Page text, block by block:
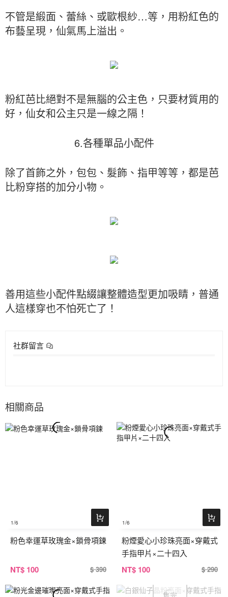
不管是緞面、蕾絲、或歐根紗…等，用粉紅色的
布藝呈現，仙氣馬上溢出。
粉紅芭比絕對不是無腦的公主色，只要材質用的
好，仙女和公主只是一線之隔！
6.各種單品小配件
除了首飾之外，包包、髮飾、指甲等等，都是芭
比粉穿搭的加分小物。
善用這些小配件點綴讓整體造型更加吸睛，普通
人這樣穿也不怕死亡了！
社群留言
相關商品
1/6
粉色幸運草玫瑰金×鎖骨項鍊
NT$ 100 $ 390
1/6
粉煙愛心小珍珠亮面×穿戴式
手指甲片×二十四入
NT$ 100 $ 290